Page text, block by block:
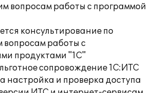
вопросам работы с программой
консультирование по
вопросам работы с
продуктами "1С"
сопровождение 1С:ИТС
настройка и проверка доступа